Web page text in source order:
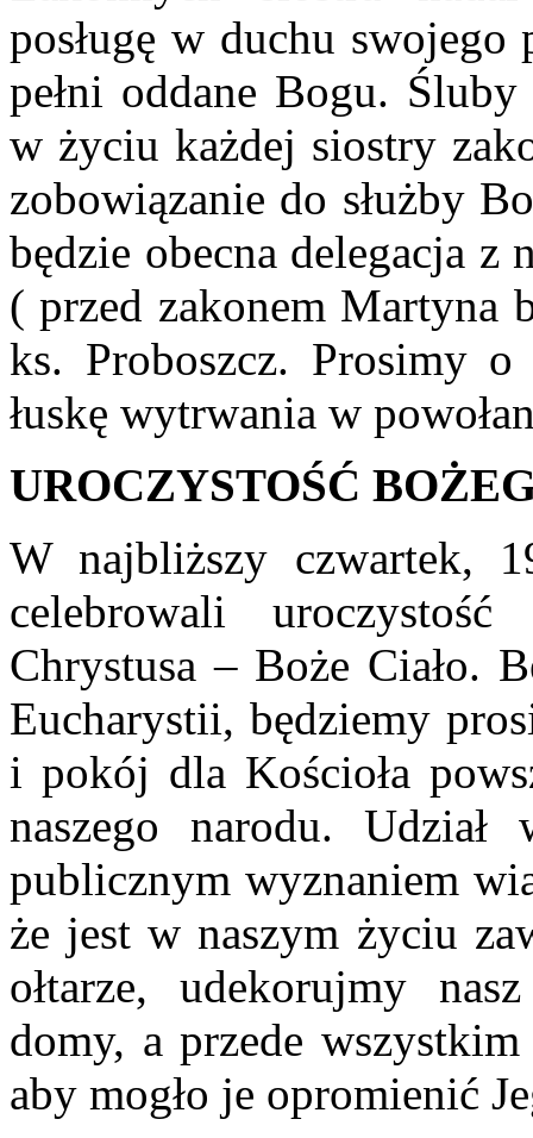
posługę w duchu swojego
pełni oddane Bogu.
w życiu każdej siostry
zobowiązanie do służby
będzie obecna delegacja
( przed zakonem Martyna
ks. Proboszcz. Prosimy
łuskę wytrwania w
UROCZYSTOŚĆ
W najbliższy czwartek,
celebrowali
Chrystusa – Boże Ciało.
Eucharystii, będziemy
i pokój dla Kościoła
naszego narodu. Udział
publicznym wyznaniem
że jest w naszym życiu
ołtarze, udekorujmy
domy, a przede
aby mogło je opromienić